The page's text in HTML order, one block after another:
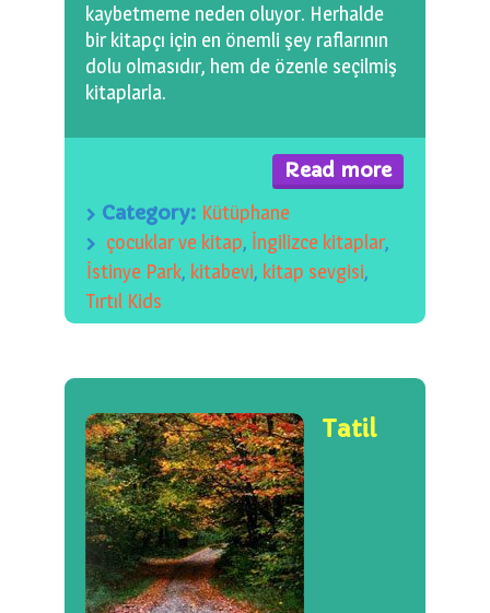
kaybetmeme neden oluyor. Herhalde
bir kitapçı için en önemli şey raflarının
dolu olmasıdır, hem de özenle seçilmiş
kitaplarla.
Read more
Category: Kütüphane
çocuklar ve kitap, İngilizce kitaplar,
İstinye Park, kitabevi, kitap sevgisi,
Tırtıl Kids
Tatil